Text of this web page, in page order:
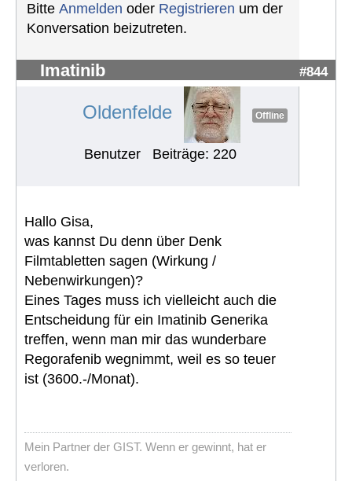
Bitte Anmelden oder Registrieren um der
Konversation beizutreten.
Imatinib #844
Oldenfelde Offline
Benutzer Beiträge: 220
Hallo Gisa,
was kannst Du denn über Denk
Filmtabletten sagen (Wirkung /
Nebenwirkungen)?
Eines Tages muss ich vielleicht auch die
Entscheidung für ein Imatinib Generika
treffen, wenn man mir das wunderbare
Regorafenib wegnimmt, weil es so teuer
ist (3600.-/Monat).
Mein Partner der GIST. Wenn er gewinnt, hat er
verloren.